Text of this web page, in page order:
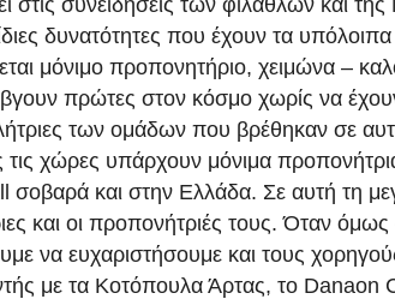
στις συνειδήσεις των φιλάθλων και της
δυνατότητες που έχουν τα
μόνιμο προπονητήριο, χειμώνα –
πρώτες στον κόσμο χωρίς να έχουν
των ομάδων που βρέθηκαν σε
χώρες υπάρχουν μόνιμα
σοβαρά και στην Ελλάδα. Σε αυτή τη
και οι προπονήτριές τους. Όταν
να ευχαριστήσουμε και τους
με τα Κοτόπουλα Άρτας, το Danaon